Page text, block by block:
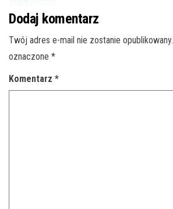
Dodaj komentarz
Twój adres e-mail nie zostanie opublikowany.
oznaczone *
Komentarz *